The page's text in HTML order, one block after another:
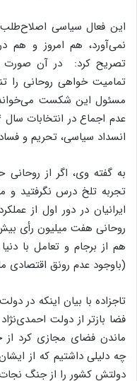
این فعال سیاسی اصلاح‌طلب
نمی‌آورد، هم امروز و هم
تصریح کرد: در آن صورت
تمامیت خواهی روحانی را
مسئول این شکست
انسداد سیاسی، تحریم و
به گفته وی، اگر از
تجربه تلخ درس نگرفتید
ایرانیان در دور اول از
روحانی هفت میلیون رأی
هم از برجام و تعامل با
(باوجود عدم رونق اقتصادی
تاجزاده با بیان اینکه در
فضا بازتر از دولت
ماندن فضای مجازی کرد از
چه دلیلی داشتیم که از
دولتش کشور را از جنگ